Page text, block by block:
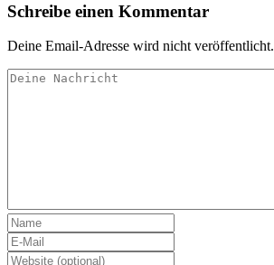
Schreibe einen Kommentar
Deine Email-Adresse wird nicht veröffentlicht.